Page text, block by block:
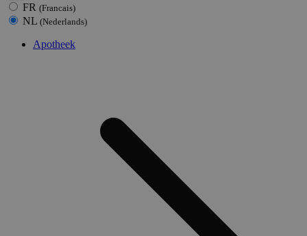
FR (Francais)
NL (Nederlands)
Apotheek